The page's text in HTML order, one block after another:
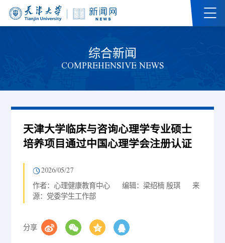
综合新闻
COMPREHENSIVE NEWS
天津大学临床与咨询心理学专业硕士
培养项目通过中国心理学会注册认证
2026/05/27
作者：心理健康教育中心 编辑：梁绍楠 殷琪
来
源：党委学生工作部
分享